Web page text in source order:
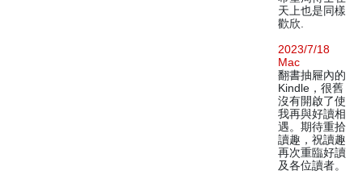
天上也是同樣
歡欣.
2023/7/18
Mac
翻書抽屜內的
Kindle，很舊
沒有開啟了使
我再與好讀相
遇。期待重拾
讀趣，祝讀趣
再次重臨好讀
及各位讀者。